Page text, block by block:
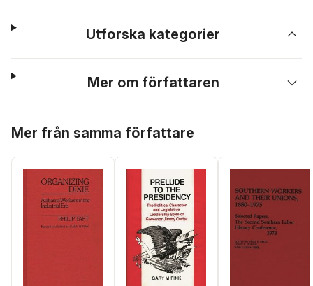
Utforska kategorier
Mer om författaren
Mer från samma författare